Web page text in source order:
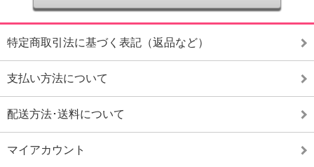
特定商取引法に基づく表記（返品など）
支払い方法について
配送方法･送料について
マイアカウント